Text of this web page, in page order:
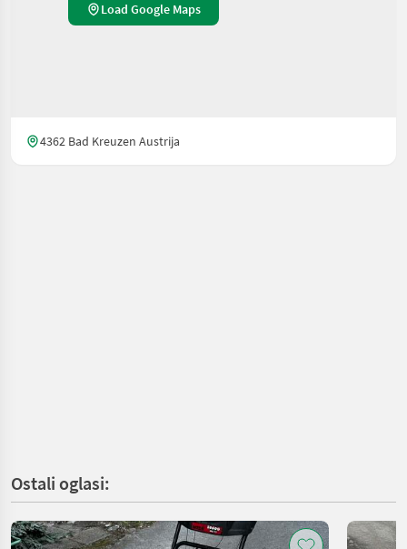
Load Google Maps
4362 Bad Kreuzen Austrija
Ostali oglasi: